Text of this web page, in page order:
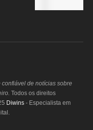
confiável de notícias sobre
Todos os direitos
Diwins - Especialista em